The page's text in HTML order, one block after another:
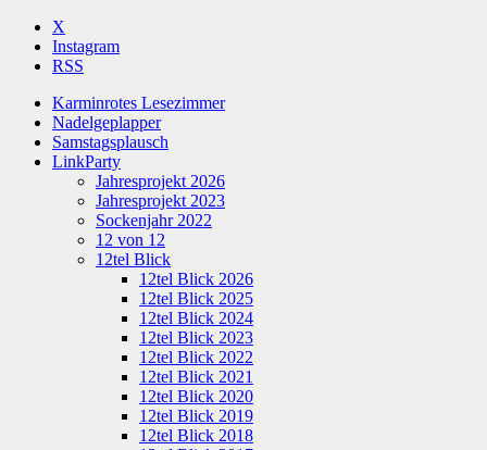
X
Instagram
RSS
Karminrotes Lesezimmer
Nadelgeplapper
Samstagsplausch
LinkParty
Jahresprojekt 2026
Jahresprojekt 2023
Sockenjahr 2022
12 von 12
12tel Blick
12tel Blick 2026
12tel Blick 2025
12tel Blick 2024
12tel Blick 2023
12tel Blick 2022
12tel Blick 2021
12tel Blick 2020
12tel Blick 2019
12tel Blick 2018